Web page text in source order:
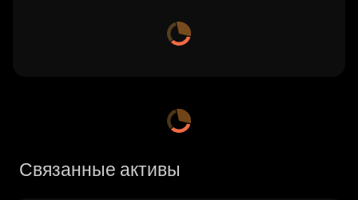
Связанные активы